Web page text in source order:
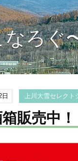
なろぐ
上川大雪セレクト
販売中！